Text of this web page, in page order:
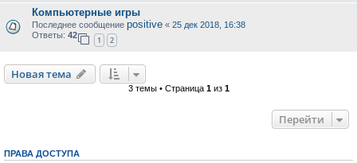
Компьютерные игры
Последнее сообщение positive « 25 дек 2018, 16:38
Ответы: 42
1 2
Новая тема
3 темы • Страница 1из 1
Перейти
ПРАВА ДОСТУПА